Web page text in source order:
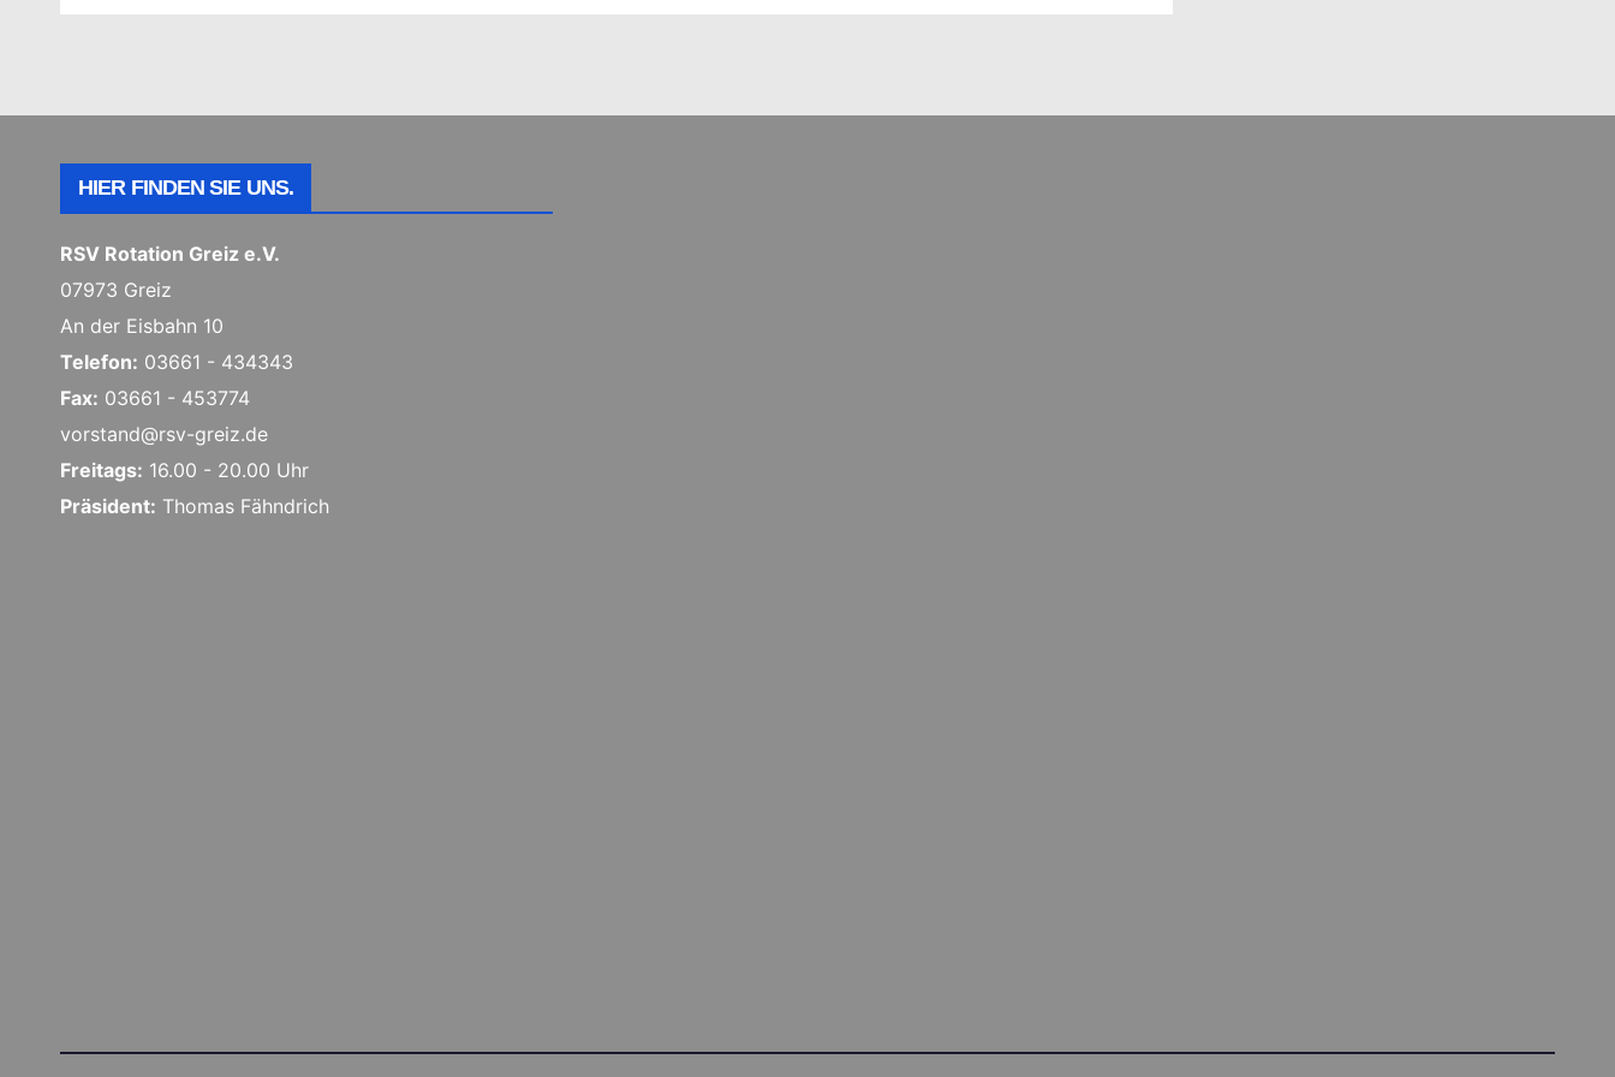
HIER FINDEN SIE UNS.
RSV Rotation Greiz e.V.
07973 Greiz
An der Eisbahn 10
Telefon: 03661 - 434343
Fax: 03661 - 453774
vorstand@rsv-greiz.de
Freitags: 16.00 - 20.00 Uhr
Präsident: Thomas Fähndrich